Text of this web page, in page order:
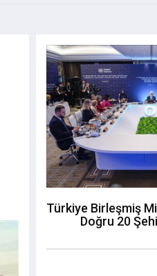
Türkiye Birleşmiş
Doğru 20